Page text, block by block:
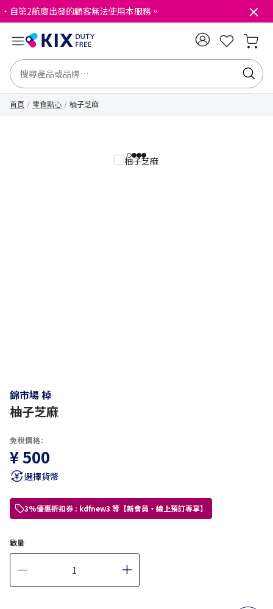
・自第2航廈出發的顧客無法使用本服務。
首頁 零食點心 柚子芝麻
1234
錦市場 棹
柚子芝麻
免稅價格:
¥ 500
選擇貨幣
3%優惠折扣券 : kdfnew3 等【新會員・線上預訂專享】
數量